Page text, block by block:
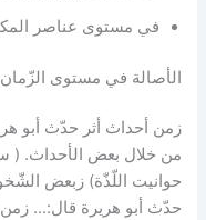
في مستوى عناصر
الأصالة في مستوى
زمن أحداث أثر حدّث أبو
من خلال بعض الأحداث. (
حوانيت اللّذّة) زبعض
حدّث أبو هريرة قال:… زمن